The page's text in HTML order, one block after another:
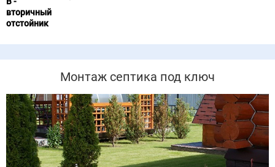
вторичный
отстойник
Монтаж септика под ключ